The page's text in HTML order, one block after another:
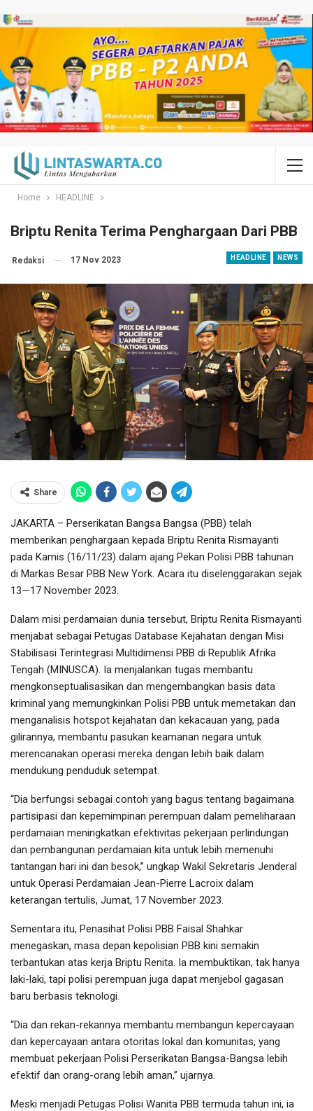
Home HEADLINE
Briptu Renita Terima Penghargaan Dari PBB
HEADLINE NEWS
Redaksi 17 Nov 2023
Share
JAKARTA – Perserikatan Bangsa Bangsa (PBB) telah
memberikan penghargaan kepada Briptu Renita Rismayanti
pada Kamis (16/11/23) dalam ajang Pekan Polisi PBB tahunan
di Markas Besar PBB New York. Acara itu diselenggarakan sejak
13—17 November 2023.
Dalam misi perdamaian dunia tersebut, Briptu Renita Rismayanti
menjabat sebagai Petugas Database Kejahatan dengan Misi
Stabilisasi Terintegrasi Multidimensi PBB di Republik Afrika
Tengah (MINUSCA). Ia menjalankan tugas membantu
mengkonseptualisasikan dan mengembangkan basis data
kriminal yang memungkinkan Polisi PBB untuk memetakan dan
menganalisis hotspot kejahatan dan kekacauan yang, pada
gilirannya, membantu pasukan keamanan negara untuk
merencanakan operasi mereka dengan lebih baik dalam
mendukung penduduk setempat.
“Dia berfungsi sebagai contoh yang bagus tentang bagaimana
partisipasi dan kepemimpinan perempuan dalam pemeliharaan
perdamaian meningkatkan efektivitas pekerjaan perlindungan
dan pembangunan perdamaian kita untuk lebih memenuhi
tantangan hari ini dan besok,” ungkap Wakil Sekretaris Jenderal
untuk Operasi Perdamaian Jean-Pierre Lacroix dalam
keterangan tertulis, Jumat, 17 November 2023.
Sementara itu, Penasihat Polisi PBB Faisal Shahkar
menegaskan, masa depan kepolisian PBB kini semakin
terbantukan atas kerja Briptu Renita. Ia membuktikan, tak hanya
laki-laki, tapi polisi perempuan juga dapat menjebol gagasan
baru berbasis teknologi.
“Dia dan rekan-rekannya membantu membangun kepercayaan
dan kepercayaan antara otoritas lokal dan komunitas, yang
membuat pekerjaan Polisi Perserikatan Bangsa-Bangsa lebih
efektif dan orang-orang lebih aman,” ujarnya.
Meski menjadi Petugas Polisi Wanita PBB termuda tahun ini, ia